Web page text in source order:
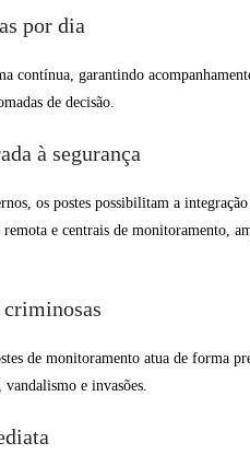
por dia
contínua, garantindo
de decisão.
à segurança
os postes possibilitam a
e centrais de monitoramento,
de monitoramento atua de forma
e invasões.